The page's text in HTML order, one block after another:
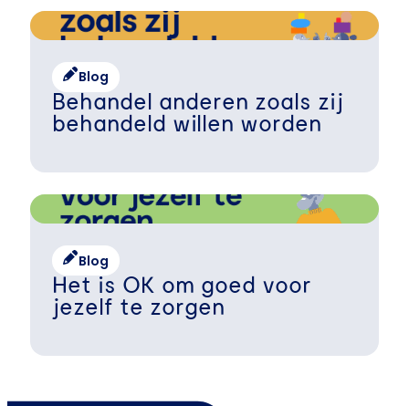
Blog
Behandel anderen zoals zij
behandeld willen worden
Blog
Het is OK om goed voor
jezelf te zorgen